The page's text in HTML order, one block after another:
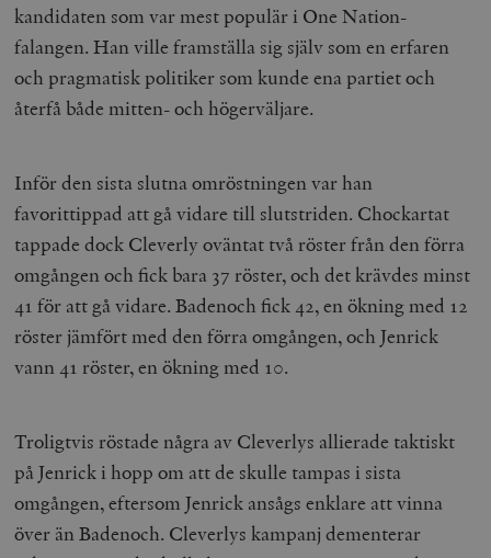
kandidaten som var mest populär i One Nation-
falangen. Han ville framställa sig själv som en erfaren
och pragmatisk politiker som kunde ena partiet och
återfå både mitten- och högerväljare.
Inför den sista slutna omröstningen var han
favorittippad att gå vidare till slutstriden. Chockartat
tappade dock Cleverly oväntat två röster från den förra
omgången och fick bara 37 röster, och det krävdes minst
41 för att gå vidare. Badenoch fick 42, en ökning med 12
röster jämfört med den förra omgången, och Jenrick
vann 41 röster, en ökning med 10.
Troligtvis röstade några av Cleverlys allierade taktiskt
på Jenrick i hopp om att de skulle tampas i sista
omgången, eftersom Jenrick ansågs enklare att vinna
över än Badenoch. Cleverlys kampanj dementerar